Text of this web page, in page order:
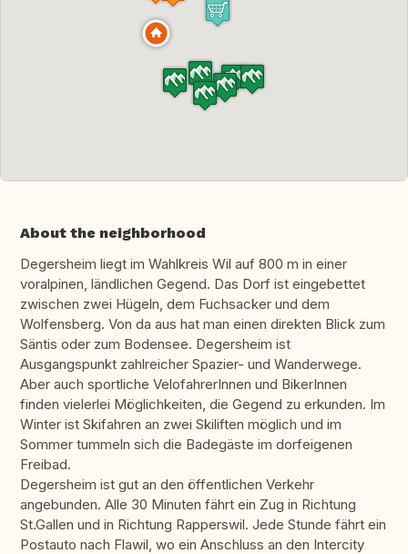
About the neighborhood
Degersheim liegt im Wahlkreis Wil auf 800 m in einer
voralpinen, ländlichen Gegend. Das Dorf ist eingebettet
zwischen zwei Hügeln, dem Fuchsacker und dem
Wolfensberg. Von da aus hat man einen direkten Blick zum
Säntis oder zum Bodensee. Degersheim ist
Ausgangspunkt zahlreicher Spazier- und Wanderwege.
Aber auch sportliche VelofahrerInnen und BikerInnen
finden vielerlei Möglichkeiten, die Gegend zu erkunden. Im
Winter ist Skifahren an zwei Skiliften möglich und im
Sommer tummeln sich die Badegäste im dorfeigenen
Freibad.
Degersheim ist gut an den öffentlichen Verkehr
angebunden. Alle 30 Minuten fährt ein Zug in Richtung
St.Gallen und in Richtung Rapperswil. Jede Stunde fährt ein
Postauto nach Flawil, wo ein Anschluss an den Intercity